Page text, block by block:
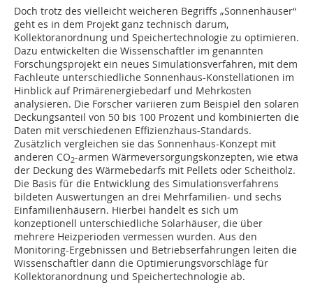
Doch trotz des vielleicht weicheren Begriffs „Sonnenhäuser“
geht es in dem Projekt ganz technisch darum,
Kollektoranordnung und Speichertechnologie zu optimieren.
Dazu entwickelten die Wissenschaftler im genannten
Forschungsprojekt ein neues Simulationsverfahren, mit dem
Fachleute unterschiedliche Sonnenhaus-Konstellationen im
Hinblick auf Primärenergiebedarf und Mehrkosten
analysieren. Die Forscher variieren zum Beispiel den solaren
Deckungsanteil von 50 bis 100 Prozent und kombinierten die
Daten mit verschiedenen Effizienzhaus-Standards.
Zusätzlich vergleichen sie das Sonnenhaus-Konzept mit
anderen CO2-armen Wärmeversorgungskonzepten, wie etwa
der Deckung des Wärmebedarfs mit Pellets oder Scheitholz.
Die Basis für die Entwicklung des Simulationsverfahrens
bildeten Auswertungen an drei Mehrfamilien- und sechs
Einfamilienhäusern. Hierbei handelt es sich um
konzeptionell unterschiedliche Solarhäuser, die über
mehrere Heizperioden vermessen wurden. Aus den
Monitoring-Ergebnissen und Betriebs­erfahrungen leiten die
Wissenschaftler dann die Optimierungsvorschläge für
Kollektoranordnung und Speichertechnologie ab.